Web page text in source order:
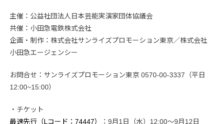
主催：公益社団法人日本芸能実演家団体協議会
共催：小田急電鉄株式会社
企画・制作：株式会社サンライズプロモーション東京／株式会社
小田急エージェンシー
お問合せ：サンライズプロモーション東京 0570-00-3337（平日
12:00~15:00）
・チケット
最速先行（Lコード：74447）
：9月1日（水）12:00〜9月12日